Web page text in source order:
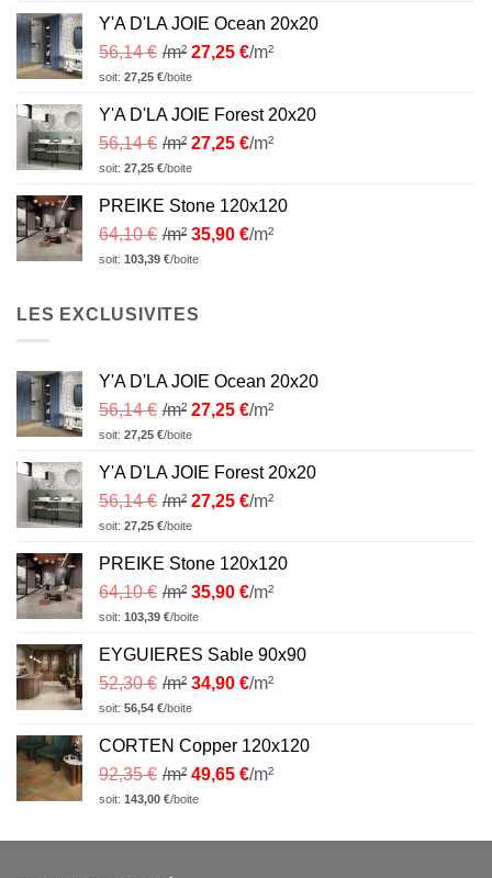
Y'A D'LA JOIE Ocean 20x20
56,14€ /m² 27,25 €/m²
soit: 27,25 €/boite
Y'A D'LA JOIE Forest 20x20
56,14€ /m² 27,25 €/m²
soit: 27,25 €/boite
PREIKE Stone 120x120
64,10€ /m² 35,90 €/m²
soit: 103,39 €/boite
LES EXCLUSIVITES
Y'A D'LA JOIE Ocean 20x20
56,14€ /m² 27,25 €/m²
soit: 27,25 €/boite
Y'A D'LA JOIE Forest 20x20
56,14€ /m² 27,25 €/m²
soit: 27,25 €/boite
PREIKE Stone 120x120
64,10€ /m² 35,90 €/m²
soit: 103,39 €/boite
EYGUIERES Sable 90x90
52,30€ /m² 34,90 €/m²
soit: 56,54 €/boite
CORTEN Copper 120x120
92,35€ /m² 49,65 €/m²
soit: 143,00 €/boite